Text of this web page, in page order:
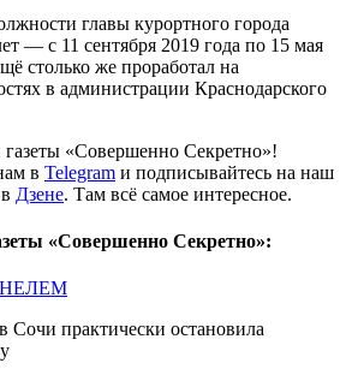
главы курортного города
— с 11 сентября 2019 года по 15 мая
столько же проработал на
в администрации Краснодарского
«Совершенно Секретно»!
в Telegram и подписывайтесь на наш
Дзене. Там всё самое интересное.
«Совершенно Секретно»:
Сочи практически остановила